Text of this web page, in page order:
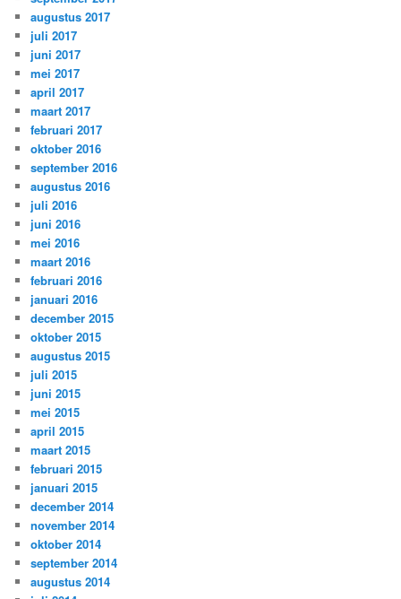
augustus 2017
juli 2017
juni 2017
mei 2017
april 2017
maart 2017
februari 2017
oktober 2016
september 2016
augustus 2016
juli 2016
juni 2016
mei 2016
maart 2016
februari 2016
januari 2016
december 2015
oktober 2015
augustus 2015
juli 2015
juni 2015
mei 2015
april 2015
maart 2015
februari 2015
januari 2015
december 2014
november 2014
oktober 2014
september 2014
augustus 2014